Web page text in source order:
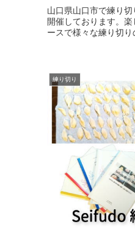
山口県山口市で練り
開催しております。
ースで様々な練り切り
練り切り